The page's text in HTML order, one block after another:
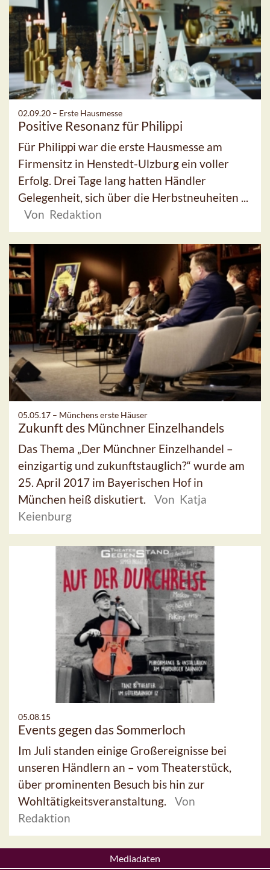
02.09.20 – Erste Hausmesse
Positive Resonanz für Philippi
Für Philippi war die erste Hausmesse am
Firmensitz in Henstedt-Ulzburg ein voller
Erfolg. Drei Tage lang hatten Händler
Gelegenheit, sich über die Herbstneuheiten ...
Von Redaktion
05.05.17 – Münchens erste Häuser
Zukunft des Münchner Einzelhandels
Das Thema „Der Münchner Einzelhandel –
einzigartig und zukunftstauglich?“ wurde am
25. April 2017 im Bayerischen Hof in
München heiß diskutiert.
Von Katja
Keienburg
05.08.15
Events gegen das Sommerloch
Im Juli standen einige Großereignisse bei
unseren Händlern an – vom Theaterstück,
über prominenten Besuch bis hin zur
Wohltätigkeitsveranstaltung.
Von
Redaktion
Mediadaten